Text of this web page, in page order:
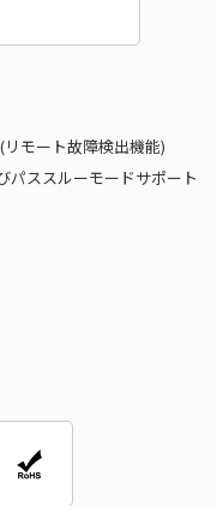
モート故障検出機能)
パススルーモードサポート